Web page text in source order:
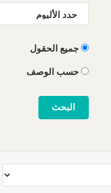
جميع الحقول
حسب الوصف